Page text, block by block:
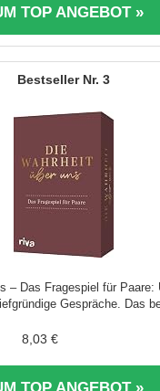
TOP ANGEBOT »
3
– Das Fragespiel für Paare:
Gespräche. Das
8,03 €
TOP ANGEBOT »